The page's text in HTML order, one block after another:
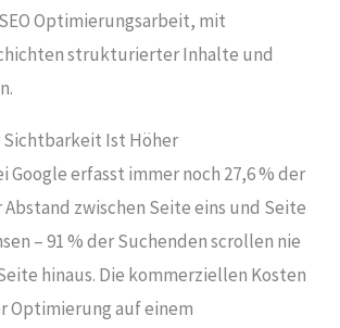
Optimierungsarbeit, mit
strukturierter Inhalte und
Sichtbarkeit Ist Höher
Google erfasst immer noch 27,6 % der
Abstand zwischen Seite eins und Seite
– 91 % der Suchenden scrollen nie
hinaus. Die kommerziellen Kosten
Optimierung auf einem